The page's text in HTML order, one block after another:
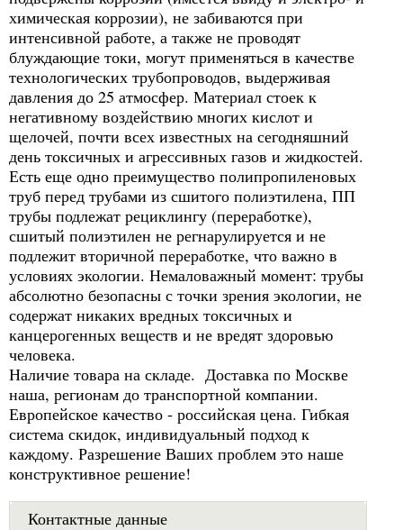
химическая коррозии), не забиваются при
интенсивной работе, а также не проводят
блуждающие токи, могут применяться в качестве
технологических трубопроводов, выдерживая
давления до 25 атмосфер. Материал стоек к
негативному воздействию многих кислот и
щелочей, почти всех известных на сегодняшний
день токсичных и агрессивных газов и жидкостей.
Есть еще одно преимущество полипропиленовых
труб перед трубами из сшитого полиэтилена, ПП
трубы подлежат рециклингу (переработке),
сшитый полиэтилен не регнарулируется и не
подлежит вторичной переработке, что важно в
условиях экологии. Немаловажный момент: трубы
абсолютно безопасны с точки зрения экологии, не
содержат никаких вредных токсичных и
канцерогенных веществ и не вредят здоровью
человека.
Наличие товара на складе. Доставка по Москве
наша, регионам до транспортной компании.
Европейское качество - российская цена. Гибкая
система скидок, индивидуальный подход к
каждому. Разрешение Ваших проблем это наше
конструктивное решение!
Контактные данные